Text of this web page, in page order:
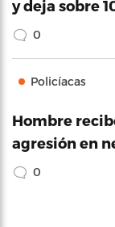
y deja sobre
0
Policíacas
Hombre
agresión en
0